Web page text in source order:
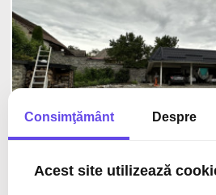
Consimţământ Despre
Acest site utilizează